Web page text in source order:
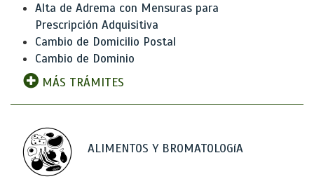
Alta de Adrema con Mensuras para
Prescripción Adquisitiva
Cambio de Domicilio Postal
Cambio de Dominio
MÁS TRÁMITES
ALIMENTOS Y BROMATOLOGíA